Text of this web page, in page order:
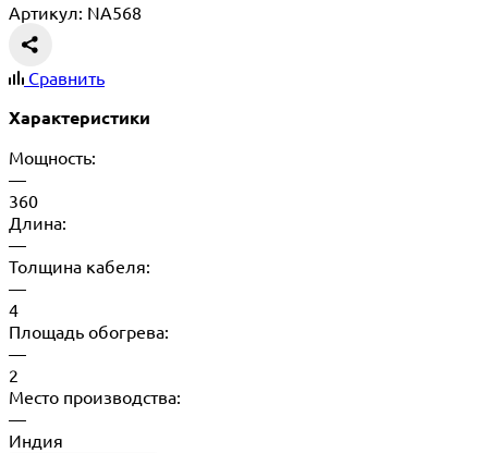
Артикул: NA568
Сравнить
Характеристики
Мощность:
—
360
Длина:
—
Толщина кабеля:
—
4
Площадь обогрева:
—
2
Место производства:
—
Индия